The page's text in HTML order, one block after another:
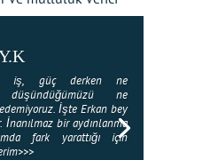
iş, güç derken ne
düşündüğümüzü ne
İşte Erkan bey
İnanılmaz bir aydınlanma
fark yarattığı için